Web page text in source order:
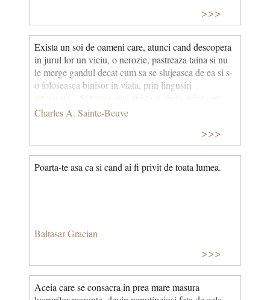
>>>
Exista un soi de oameni care, atunci cand descopera
in jurul lor un viciu, o nerozie, pastreaza taina si nu
le merge gandul decat cum sa se slujeasca de ea si s-
o foloseasca binisor in viata, prin lingusiri
vazand aceasta falsa si convenita prefacatorie nu-si
dau la iveala si nu rostesc adevarul, asa cum il simt.
Charles A. Sainte-Beuve
>>>
Poarta-te asa ca si cand ai fi privit de toata lumea.
Baltasar Gracian
>>>
Aceia care se consacra in prea mare masura